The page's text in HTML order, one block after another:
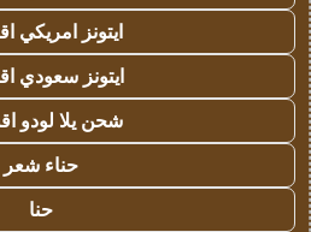
ايتونز امريكي
ايتونز سعودي
شحن يلا لودو
حناء شعر
حنا